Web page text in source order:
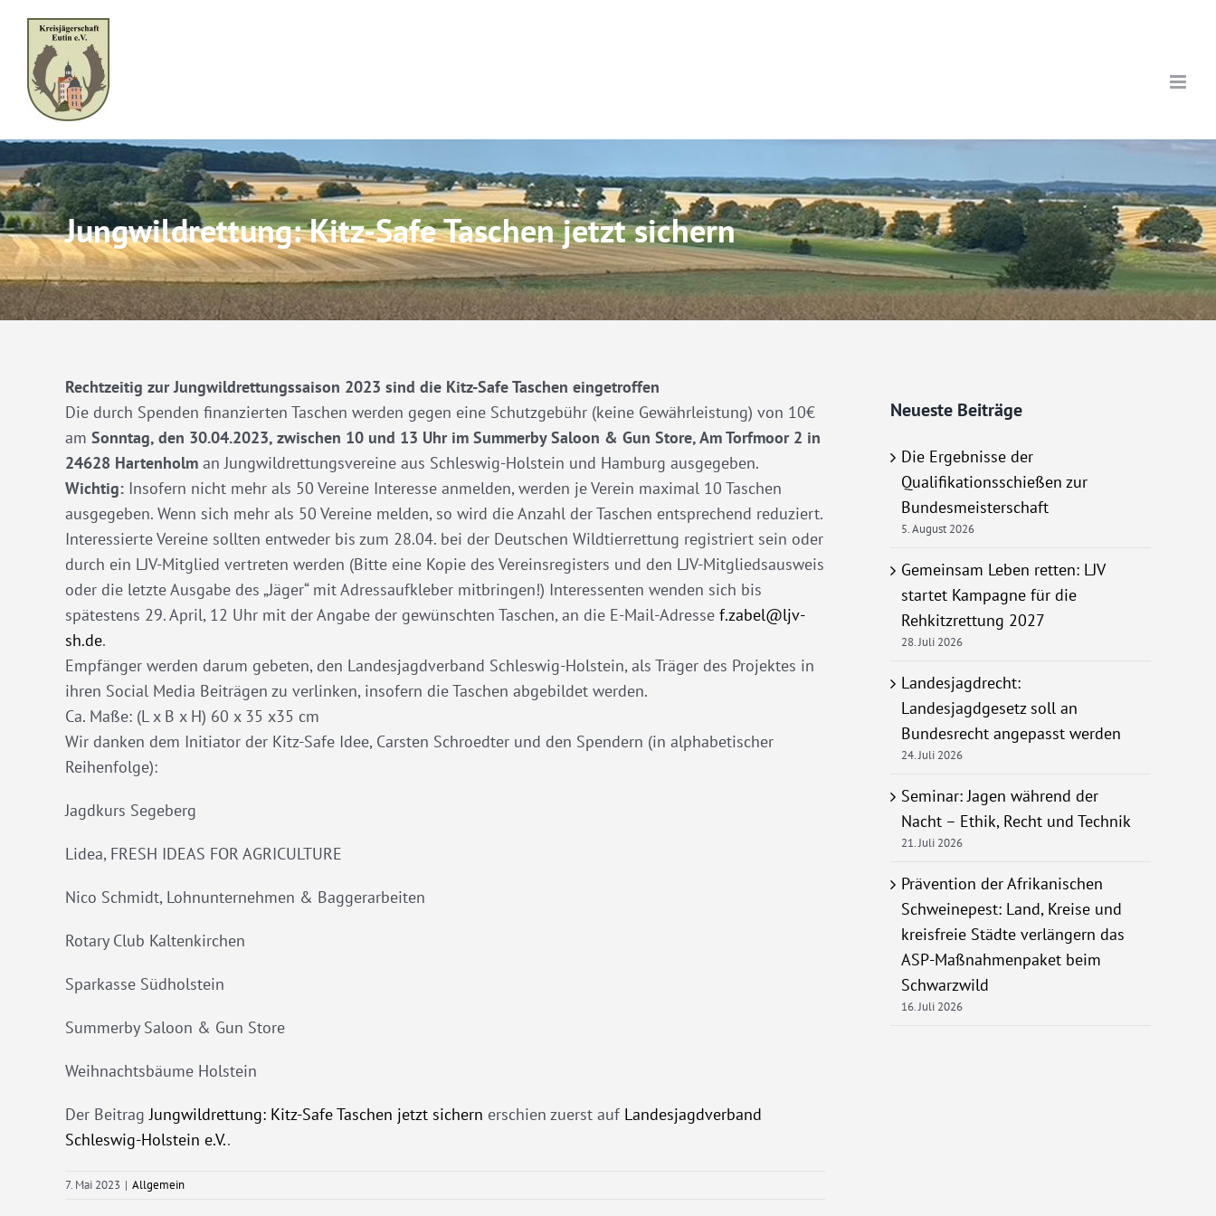
content
Jungwildrettung: Kitz-Safe Taschen jetzt sichern
Rechtzeitig zur Jungwildrettungssaison 2023 sind die Kitz-Safe Taschen eingetroffen
Die durch Spenden finanzierten Taschen werden gegen eine Schutzgebühr (keine Gewährleistung) von 10€
am Sonntag, den 30.04.2023, zwischen 10 und 13 Uhr im Summerby Saloon & Gun Store, Am Torfmoor 2 in
24628 Hartenholm an Jungwildrettungsvereine aus Schleswig-Holstein und Hamburg ausgegeben.
Wichtig: Insofern nicht mehr als 50 Vereine Interesse anmelden, werden je Verein maximal 10 Taschen
ausgegeben. Wenn sich mehr als 50 Vereine melden, so wird die Anzahl der Taschen entsprechend reduziert.
Interessierte Vereine sollten entweder bis zum 28.04. bei der Deutschen Wildtierrettung registriert sein oder
durch ein LJV-Mitglied vertreten werden (Bitte eine Kopie des Vereinsregisters und den LJV-Mitgliedsausweis
oder die letzte Ausgabe des „Jäger“ mit Adressaufkleber mitbringen!) Interessenten wenden sich bis
spätestens 29. April, 12 Uhr mit der Angabe der gewünschten Taschen, an die E-Mail-Adresse f.zabel@ljv-
sh.de.
Empfänger werden darum gebeten, den Landesjagdverband Schleswig-Holstein, als Träger des Projektes in
ihren Social Media Beiträgen zu verlinken, insofern die Taschen abgebildet werden.
Ca. Maße: (L x B x H) 60 x 35 x35 cm
Wir danken dem Initiator der Kitz-Safe Idee, Carsten Schroedter und den Spendern (in alphabetischer
Reihenfolge):
Jagdkurs Segeberg
Lidea, FRESH IDEAS FOR AGRICULTURE
Nico Schmidt, Lohnunternehmen & Baggerarbeiten
Rotary Club Kaltenkirchen
Sparkasse Südholstein
Summerby Saloon & Gun Store
Weihnachtsbäume Holstein
Der BeitragJungwildrettung: Kitz-Safe Taschen jetzt sichern erschien zuerst auf Landesjagdverband
Schleswig-Holstein e.V..
7. Mai 2023 | Allgemein
Neueste Beiträge
Die Ergebnisse der
Qualifikationsschießen zur
Bundesmeisterschaft
5. August 2026
Gemeinsam Leben retten: LJV
startet Kampagne für die
Rehkitzrettung 2027
28. Juli 2026
Landesjagdrecht:
Landesjagdgesetz soll an
Bundesrecht angepasst werden
24. Juli 2026
Seminar: Jagen während der
Nacht – Ethik, Recht und Technik
21. Juli 2026
Prävention der Afrikanischen
Schweinepest: Land, Kreise und
kreisfreie Städte verlängern das
ASP-Maßnahmenpaket beim
Schwarzwild
16. Juli 2026